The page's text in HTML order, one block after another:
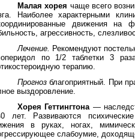
Малая хорея чаще всего
Наиболее характерными
движения на
агрессивность,
Лечение. Рекомендуют
по 1/2
таблетки 3
терапию.
Прогнозблагоприятный. При
выздоровление.
Хорея Геттингтона —
лет. Развиваются
в руках, ногах,
слабоумие,